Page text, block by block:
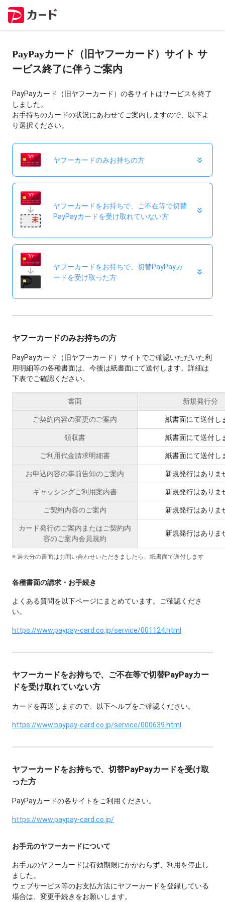
PayPayカード（旧ヤフーカード）サイト サ
ービス終了に伴うご案内
PayPayカード（旧ヤフーカード）の各サイトはサービスを終了
しました。
お手持ちのカードの状況にあわせてご案内しますので、以下よ
り選択ください。
ヤフーカードのみお持ちの方
ヤフーカードをお持ちで、ご不在等で切替
PayPayカードを受け取れていない方
ヤフーカードをお持ちで、切替PayPayカ
ードを受け取った方
ヤフーカードのみお持ちの方
PayPayカード（旧ヤフーカード）サイトでご確認いただいた利
用明細等の各種書面は、今後は紙書面にて送付します。詳細は
下表でご確認ください。
書面 新規発行分
ご契約内容の変更のご案内 紙書面にて送付し
領収書 紙書面にて送付し
ご利用代金請求明細書 紙書面にて送付し
お申込内容の事前告知のご案内 新規発行はありま
キャッシングご利用案内書 新規発行はありま
ご契約内容のご案内 新規発行はありま
カード発行のご案内またはご契約内
容のご案内会員規約
新規発行はありま
※ 過去分の書面はお問い合わせいただきましたら、紙書面で送付します
各種書面の請求・お手続き
よくある質問を以下ページにまとめています。ご確認くださ
い。
https://www.paypay-card.co.jp/service/001124.html
ヤフーカードをお持ちで、ご不在等で切替PayPayカー
ドを受け取れていない方
カードを再送しますので、以下ヘルプをご確認ください。
https://www.paypay-card.co.jp/service/000639.html
ヤフーカードをお持ちで、切替PayPayカードを受け取
った方
PayPayカードの各サイトをご利用ください。
https://www.paypay-card.co.jp/
お手元のヤフーカードについて
お手元のヤフーカードは有効期限にかかわらず、利用を停止し
ました。
ウェブサービス等のお支払方法にヤフーカードを登録している
場合は、変更手続きをお願いします。